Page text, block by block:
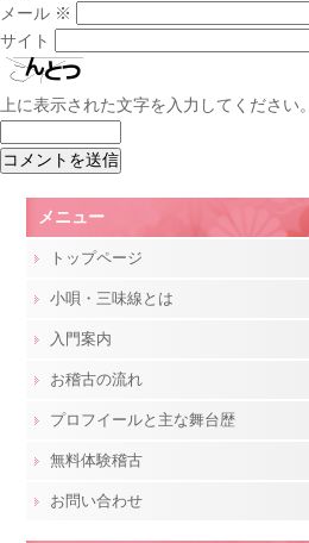
メール ※
サイト
上に表示された文字を入力してください。
メニュー
トップページ
小唄・三味線とは
入門案内
お稽古の流れ
プロフイールと主な舞台歴
無料体験稽古
お問い合わせ